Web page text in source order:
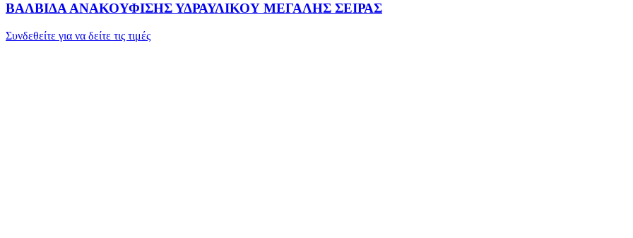
ΒΑΛΒΙΔΑ ΑΝΑΚΟΥΦΙΣΗΣ ΥΔΡΑΥΛΙΚΟΥ ΜΕΓΑΛΗΣ ΣΕΙΡΑΣ
Συνδεθείτε για να δείτε τις τιμές